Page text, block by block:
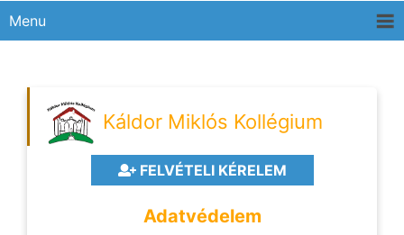
Menu
Káldor Miklós Kollégium
FELVÉTELI KÉRELEM
Adatvédelem